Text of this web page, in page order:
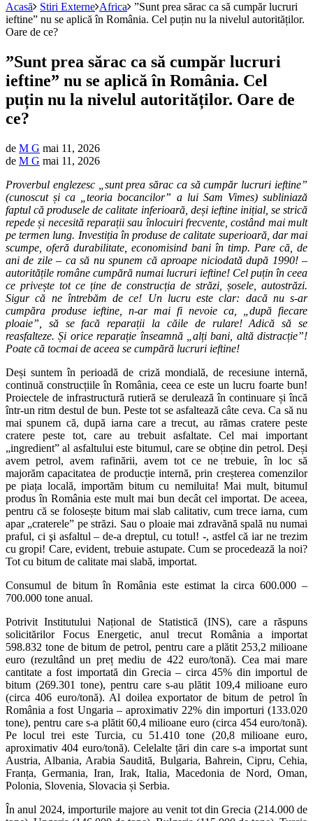
Acasă Stiri Externe Africa
”Sunt prea sărac ca să cumpăr lucruri
ieftine” nu se aplică în România. Cel puțin nu la nivelul autorităților.
Oare de ce?
”Sunt prea sărac ca să cumpăr lucruri
ieftine” nu se aplică în România. Cel
puțin nu la nivelul autorităților. Oare de
ce?
de M G mai 11, 2026
de M G mai 11, 2026
Proverbul englezesc „sunt prea sărac ca să cumpăr lucruri ieftine”
(cunoscut și ca „teoria bocancilor” a lui Sam Vimes) subliniază
faptul că produsele de calitate inferioară, deși ieftine inițial, se strică
repede și necesită reparații sau înlocuiri frecvente, costând mai mult
pe termen lung. Investiția în produse de calitate superioară, dar mai
scumpe, oferă durabilitate, economisind bani în timp. Pare că, de
ani de zile – ca să nu spunem că aproape niciodată după 1990! –
autoritățile române cumpără numai lucruri ieftine! Cel puțin în ceea
ce privește tot ce ține de construcția de străzi, șosele, autostrăzi.
Sigur că ne întrebăm de ce! Un lucru este clar: dacă nu s-ar
cumpăra produse ieftine, n-ar mai fi nevoie ca, „după fiecare
ploaie”, să se facă reparații la căile de rulare! Adică să se
reasfalteze. Și orice reparație înseamnă „alți bani, altă distracție”!
Poate că tocmai de aceea se cumpără lucruri ieftine!
Deși suntem în perioadă de criză mondială, de recesiune internă,
continuă construcțiile în România, ceea ce este un lucru foarte bun!
Proiectele de infrastructură rutieră se derulează în continuare și încă
într-un ritm destul de bun. Peste tot se asfaltează câte ceva. Ca să nu
mai spunem că, după iarna care a trecut, au rămas cratere peste
cratere peste tot, care au trebuit asfaltate. Cel mai important
„ingredient” al asfaltului este bitumul, care se obține din petrol. Deși
avem petrol, avem rafinării, avem tot ce ne trebuie, în loc să
majorăm capacitatea de producție internă, prin creșterea comenzilor
pe piața locală, importăm bitum cu nemiluita! Mai mult, bitumul
produs în România este mult mai bun decât cel importat. De aceea,
pentru că se folosește bitum mai slab calitativ, cum trece iarna, cum
apar „craterele” pe străzi. Sau o ploaie mai zdravănă spală nu numai
praful, ci şi asfaltul – de-a dreptul, cu totul! -, astfel că iar ne trezim
cu gropi! Care, evident, trebuie astupate. Cum se procedează la noi?
Tot cu bitum de calitate mai slabă, importat.
Consumul de bitum în România este estimat la circa 600.000 –
700.000 tone anual.
Potrivit Institutului Național de Statistică (INS), care a răspuns
solicitărilor Focus Energetic, anul trecut România a importat
598.832 tone de bitum de petrol, pentru care a plătit 253,2 milioane
euro (rezultând un preț mediu de 422 euro/tonă). Cea mai mare
cantitate a fost importată din Grecia – circa 45% din importul de
bitum (269.301 tone), pentru care s-au plătit 109,4 milioane euro
(circa 406 euro/tonă). Al doilea exportator de bitum de petrol în
România a fost Ungaria – aproximativ 22% din importuri (133.020
tone), pentru care s-a plătit 60,4 milioane euro (circa 454 euro/tonă).
Pe locul trei este Turcia, cu 51.410 tone (20,8 milioane euro,
aproximativ 404 euro/tonă). Celelalte țări din care s-a importat sunt
Austria, Albania, Arabia Saudită, Bulgaria, Bahrein, Cipru, Cehia,
Franța, Germania, Iran, Irak, Italia, Macedonia de Nord, Oman,
Polonia, Slovenia, Slovacia și Serbia.
În anul 2024, importurile majore au venit tot din Grecia (214.000 de